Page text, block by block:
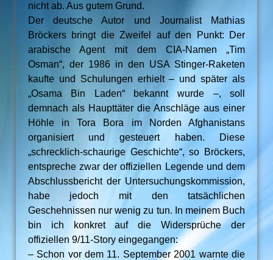
nicht ab. Aus gutem Grund.
Der deutsche Autor und Journalist Mathias
Bröckers bringt die Zweifel auf den Punkt: Der
arabische Agent mit dem CIA-Namen „Tim
Osman“, der 1986 in den USA Stinger-Raketen
kaufte und Schulungen erhielt – und später als
„Osama Bin Laden“ bekannt wurde –, soll
demnach als Haupttäter die Anschläge aus einer
Höhle in Tora Bora im Norden Afghanistans
organisiert und gesteuert haben. Diese
„schrecklich-schaurige Geschichte“, so Bröckers,
entspreche zwar der offiziellen Legende und dem
Abschlussbericht der Untersuchungskommission,
habe jedoch mit den tatsächlichen
Geschehnissen nur wenig zu tun. In meinem Buch
bin ich konkret auf die Widersprüche der
offiziellen 9/11-Story eingegangen:
– Schon vor dem 11. September 2001 warnte die